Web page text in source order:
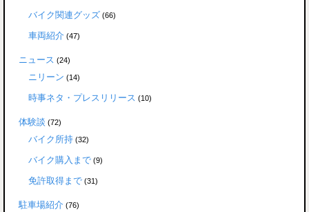
バイク関連グッズ (66)
車両紹介 (47)
ニュース (24)
ニリーン (14)
時事ネタ・プレスリリース (10)
体験談 (72)
バイク所持 (32)
バイク購入まで (9)
免許取得まで (31)
駐車場紹介 (76)